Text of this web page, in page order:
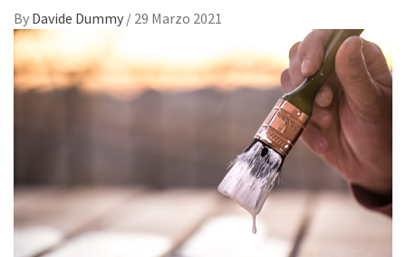
By Davide Dummy / 29 Marzo 2021